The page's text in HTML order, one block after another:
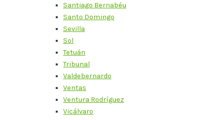
Santiago Bernabéu
Santo Domingo
Sevilla
Sol
Tetuán
Tribunal
Valdebernardo
Ventas
Ventura Rodríguez
Vicálvaro